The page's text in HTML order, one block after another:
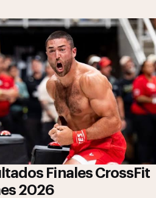
Finales CrossFit
2026